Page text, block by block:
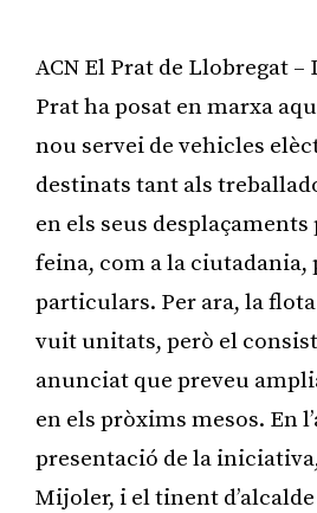
ACN El Prat de Llobregat –
Prat ha posat en marxa
nou servei de vehicles
destinats tant als
en els seus
feina, com a la ciutadania,
particulars. Per ara, la
vuit unitats, però el
anunciat que preveu
en els pròxims mesos. En
presentació de la
Mijoler, i el tinent d’alcalde